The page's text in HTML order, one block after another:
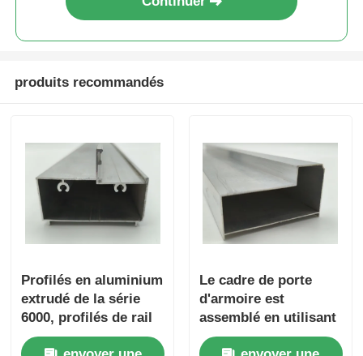
produits recommandés
Profilés en aluminium
extrudé de la série
6000, profilés de rail
inférieur pour portes
Le cadre de porte
d'armoire est
assemblé en utilisant
de l'aluminium